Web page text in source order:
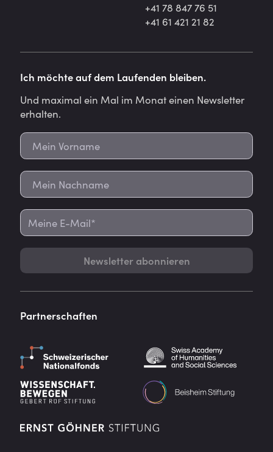
+41 78 847 76 51
+41 61 421 21 82
Ich möchte auf dem Laufenden bleiben.
Und maximal ein Mal im Monat einen Newsletter
erhalten.
Newsletter abonnieren
Partnerschaften